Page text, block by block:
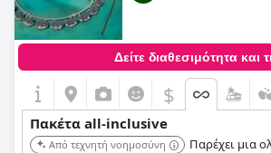
Δείτε διαθεσιμότητα και
$
Πακέτα all-inclusive
Από τεχνητή νοημοσύνη
Παρέχει μια